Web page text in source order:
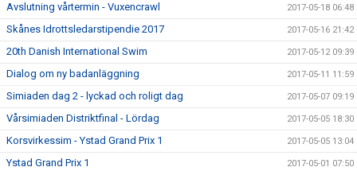
Avslutning vårtermin - Vuxencrawl 2017-05-18 06:48
Skånes Idrottsledarstipendie 2017 2017-05-16 21:42
20th Danish International Swim 2017-05-12 09:39
Dialog om ny badanläggning 2017-05-11 11:59
Simiaden dag 2 - lyckad och roligt dag 2017-05-07 09:19
Vårsimiaden Distriktfinal - Lördag 2017-05-05 18:30
Korsvirkessim - Ystad Grand Prix 1 2017-05-05 13:04
Ystad Grand Prix 1 2017-05-01 07:50